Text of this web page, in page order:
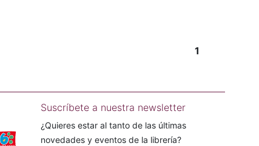
1
Suscríbete a nuestra newsletter
¿Quieres estar al tanto de las últimas
novedades y eventos de la librería?